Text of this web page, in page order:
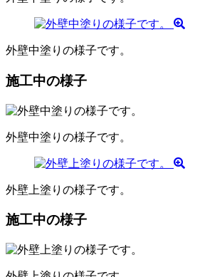
外壁中塗りの様子です。
施工中の様子
外壁中塗りの様子です。
外壁上塗りの様子です。
施工中の様子